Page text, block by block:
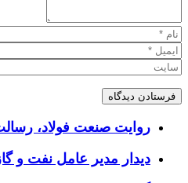
روایت صنعت فولاد،‌
دیدار مدیر عامل نفت و